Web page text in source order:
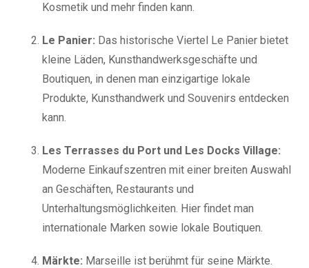
Kosmetik und mehr finden kann.
Le Panier: Das historische Viertel Le Panier bietet
kleine Läden, Kunsthandwerksgeschäfte und
Boutiquen, in denen man einzigartige lokale
Produkte, Kunsthandwerk und Souvenirs entdecken
kann.
Les Terrasses du Port und Les Docks Village:
Moderne Einkaufszentren mit einer breiten Auswahl
an Geschäften, Restaurants und
Unterhaltungsmöglichkeiten. Hier findet man
internationale Marken sowie lokale Boutiquen.
Märkte: Marseille ist berühmt für seine Märkte.